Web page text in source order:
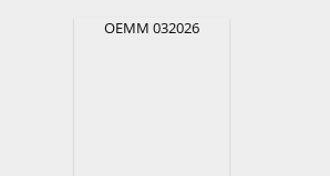
OEMM 032026